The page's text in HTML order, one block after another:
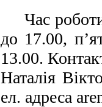
Час роботи:
до 17.00,
13.00.
Наталія
ел. адреса